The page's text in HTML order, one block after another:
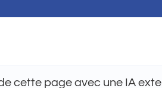
cette page avec une IA